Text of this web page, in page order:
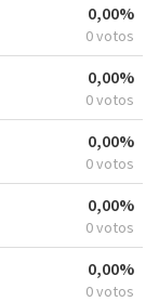
0,00%
0 votos
0,00%
0 votos
0,00%
0 votos
0,00%
0 votos
0,00%
0 votos